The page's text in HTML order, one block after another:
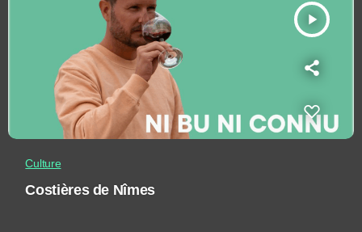
play_arrow
Culture
Costières de Nîmes